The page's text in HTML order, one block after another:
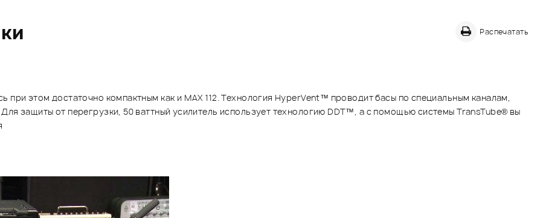
Распечатать
при этом достаточно компактным как и МАХ 112. Технология HyperVent™ проводит басы по специальным каналам,
защиты от перегрузки, 50 ваттный усилитель использует технологию DDT™, а с помощью системы TransTube® вы